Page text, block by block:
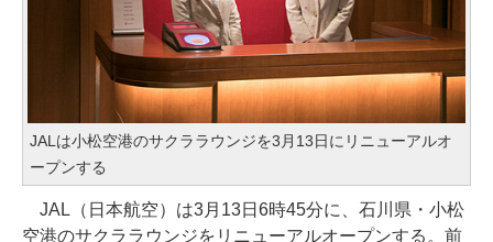
JALは小松空港のサクララウンジを3月13日にリニューアルオ
ープンする
JAL（日本航空）は3月13日6時45分に、石川県・小松
空港のサクララウンジをリニューアルオープンする。前